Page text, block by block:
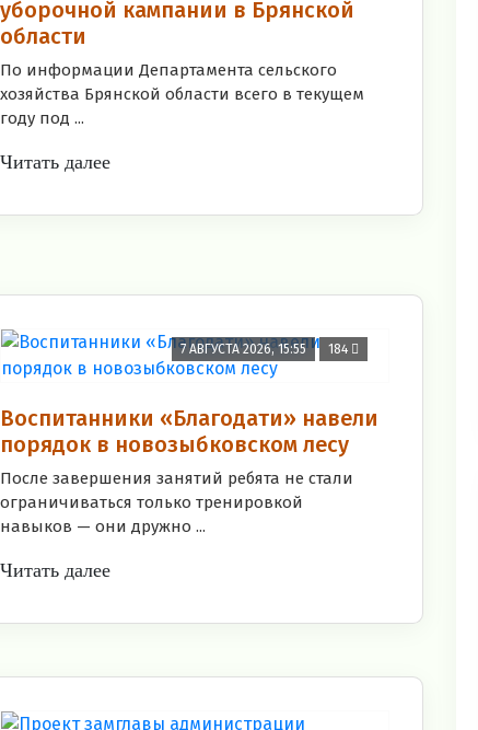
уборочной кампании в Брянской
области
По информации Департамента сельского
хозяйства Брянской области всего в текущем
году под ...
Читать далее
7 АВГУСТА 2026, 15:55 184
Воспитанники «Благодати» навели
порядок в новозыбковском лесу
После завершения занятий ребята не стали
ограничиваться только тренировкой
навыков — они дружно ...
Читать далее